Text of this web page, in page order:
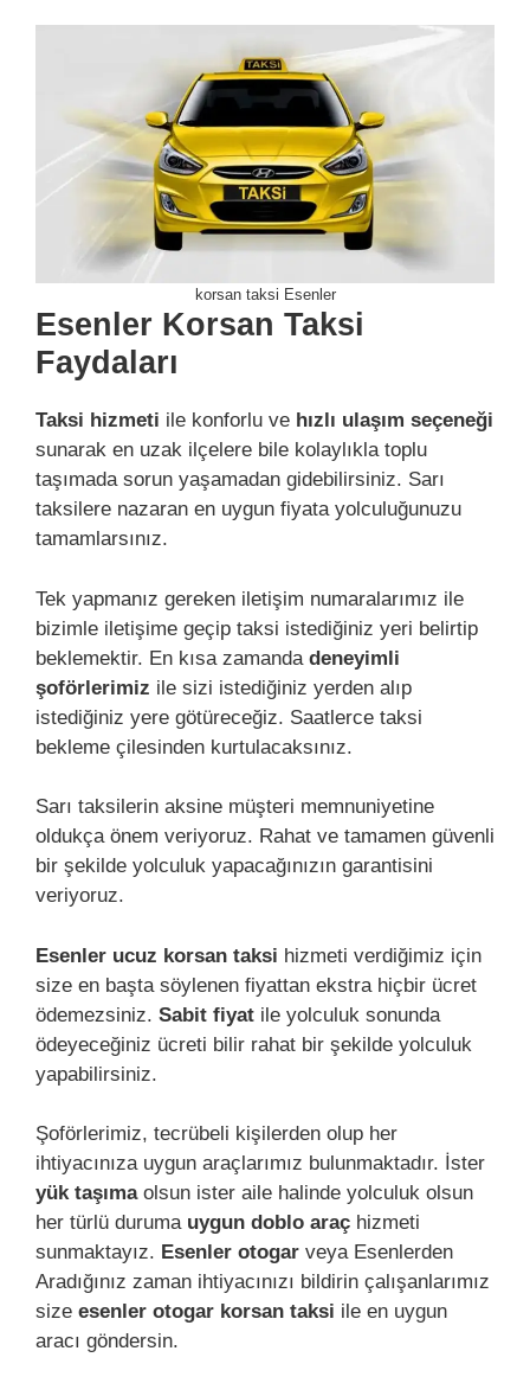
korsan taksi Esenler
Esenler Korsan Taksi
Faydaları
Taksi hizmeti ile konforlu ve hızlı ulaşım seçeneği
sunarak en uzak ilçelere bile kolaylıkla toplu
taşımada sorun yaşamadan gidebilirsiniz. Sarı
taksilere nazaran en uygun fiyata yolculuğunuzu
tamamlarsınız.
Tek yapmanız gereken iletişim numaralarımız ile
bizimle iletişime geçip taksi istediğiniz yeri belirtip
beklemektir. En kısa zamanda deneyimli
şoförlerimiz ile sizi istediğiniz yerden alıp
istediğiniz yere götüreceğiz. Saatlerce taksi
bekleme çilesinden kurtulacaksınız.
Sarı taksilerin aksine müşteri memnuniyetine
oldukça önem veriyoruz. Rahat ve tamamen güvenli
bir şekilde yolculuk yapacağınızın garantisini
veriyoruz.
Esenler ucuz korsan taksi hizmeti verdiğimiz için
size en başta söylenen fiyattan ekstra hiçbir ücret
ödemezsiniz. Sabit fiyat ile yolculuk sonunda
ödeyeceğiniz ücreti bilir rahat bir şekilde yolculuk
yapabilirsiniz.
Şoförlerimiz, tecrübeli kişilerden olup her
ihtiyacınıza uygun araçlarımız bulunmaktadır. İster
yük taşımaolsun ister aile halinde yolculuk olsun
her türlü duruma uygun doblo araç hizmeti
sunmaktayız. Esenler otogar veya Esenlerden
Aradığınız zaman ihtiyacınızı bildirin çalışanlarımız
size esenler otogar korsan taksi ile en uygun
aracı göndersin.